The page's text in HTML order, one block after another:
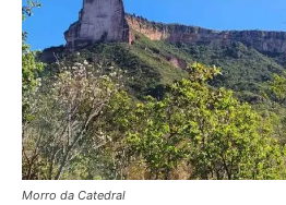
Morro da Catedral